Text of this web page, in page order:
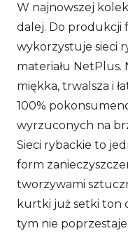
W najnowszej
dalej. Do produkcji
wykorzystuje sieci
materiału NetPlus.
miękka, trwalsza i
100%
wyrzuconych na
Sieci rybackie to
form
tworzywami
kurtki już setki ton
tym nie poprzestaje.